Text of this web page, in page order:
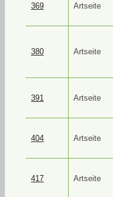
369 Artseite
380 Artseite
391 Artseite
404 Artseite
417 Artseite